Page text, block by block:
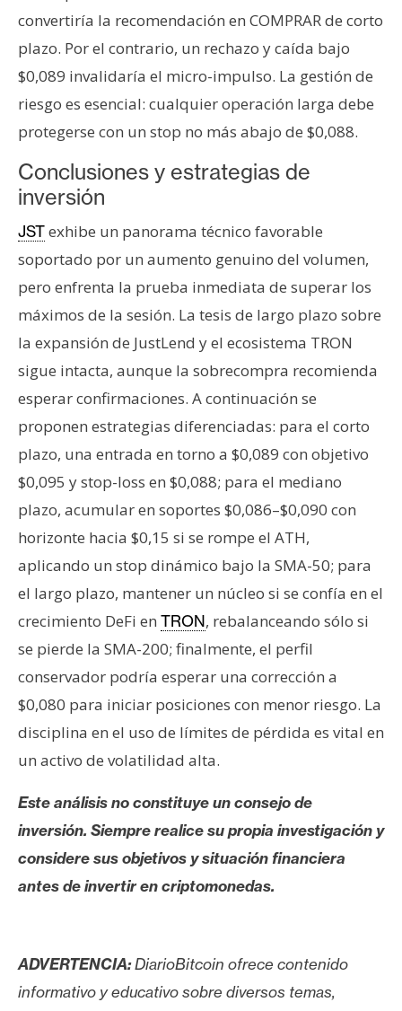
convertiría la recomendación en COMPRAR de corto
plazo. Por el contrario, un rechazo y caída bajo
$0,089 invalidaría el micro-impulso. La gestión de
riesgo es esencial: cualquier operación larga debe
protegerse con un stop no más abajo de $0,088.
Conclusiones y estrategias de
inversión
JSTexhibe un panorama técnico favorable
soportado por un aumento genuino del volumen,
pero enfrenta la prueba inmediata de superar los
máximos de la sesión. La tesis de largo plazo sobre
la expansión de JustLend y el ecosistema TRON
sigue intacta, aunque la sobrecompra recomienda
esperar confirmaciones. A continuación se
proponen estrategias diferenciadas: para el corto
plazo, una entrada en torno a $0,089 con objetivo
$0,095 y stop-loss en $0,088; para el mediano
plazo, acumular en soportes $0,086–$0,090 con
horizonte hacia $0,15 si se rompe el ATH,
aplicando un stop dinámico bajo la SMA-50; para
el largo plazo, mantener un núcleo si se confía en el
crecimiento DeFi en TRON, rebalanceando sólo si
se pierde la SMA-200; finalmente, el perfil
conservador podría esperar una corrección a
$0,080 para iniciar posiciones con menor riesgo. La
disciplina en el uso de límites de pérdida es vital en
un activo de volatilidad alta.
Este análisis no constituye un consejo de
inversión. Siempre realice su propia investigación y
considere sus objetivos y situación financiera
antes de invertir en criptomonedas.
ADVERTENCIA:DiarioBitcoin ofrece contenido
informativo y educativo sobre diversos temas,